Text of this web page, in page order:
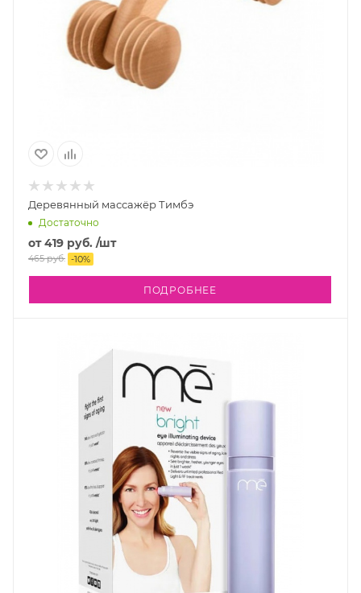
Деревянный массажёр Тимбэ
Достаточно
от419 руб. /шт
465 руб. -10%
ПОДРОБНЕЕ